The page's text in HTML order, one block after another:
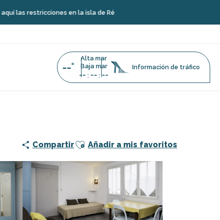
en la isla de Ré
--°
Alta mar
Baja mar
-- : -- : --
Información de tráfico
CompartirAjouter aux favoris
Añadir a mis favoritos